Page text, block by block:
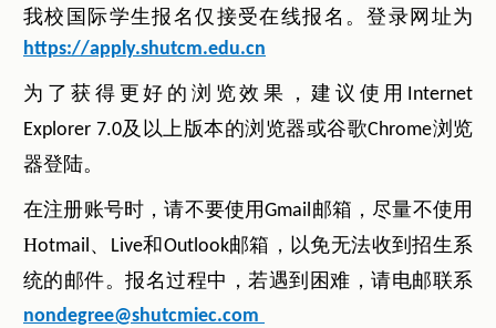
我校国际学生报名仅接受在线报名。登录网址为
https://apply.shutcm.edu.cn
为了获得更好的浏览效果，建议使用 Internet
Explorer 7.0及以上版本的浏览器或谷歌Chrome浏览
器登陆。
在注册账号时，请不要使用Gmail邮箱，尽量不使用
Hotmail、Live和Outlook邮箱，以免无法收到招生系
统的邮件。报名过程中，若遇到困难，请电邮联系
nondegree@shutcmiec.com